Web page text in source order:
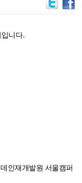
니다.
인재개발원 서울캠퍼